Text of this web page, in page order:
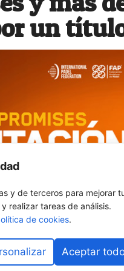
un
y de terceros para mejorar
realizar tareas de análisis.
de cookies.
Aceptar